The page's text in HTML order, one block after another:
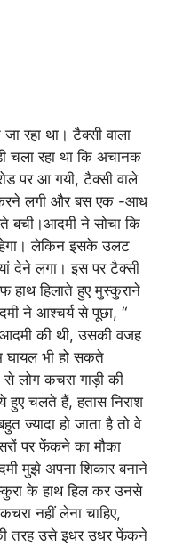
रहा था। टैक्सी वाला
चला रहा था कि अचानक
पर आ गयी, टैक्सी वाले
करने लगी और बस एक -आध
बची।आदमी ने सोचा कि
लेकिन इसके उलट
देने लगा। इस पर टैक्सी
हाथ हिलाते हुए मुस्कुराने
ने आश्चर्य से पूछा, “
की थी, उसकी वजह
घायल भी हो सकते
से लोग कचरा गाड़ी की
हुए चलते हैं, हतास निराश
ज्यादा हो जाता है तो वे
पर फेंकने का मौका
मुझे अपना शिकार बनाने
के हाथ हिल कर उनसे
नहीं लेना चाहिए,
तरह उसे इधर उधर फेंकने